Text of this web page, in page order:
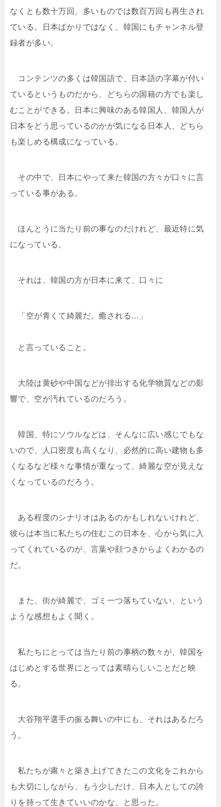
なくとも数十万回、多いものでは数百万回も再生され
ている。日本ばかりではなく、韓国にもチャンネル登
録者が多い。
コンテンツの多くは韓国語で、日本語の字幕が付い
ているというものだから、どちらの国籍の方でも楽し
むことができる。日本に興味のある韓国人、韓国人が
日本をどう思っているのかが気になる日本人、どちら
も楽しめる構成になっている。
その中で、日本にやって来た韓国の方々が口々に言
っている事がある。
ほんとうに当たり前の事なのだけれど、最近特に気
になっている。
それは、韓国の方が日本に来て、口々に
「空が青くて綺麗だ。癒される…」
と言っていること。
大陸は黄砂や中国などが排出する化学物質などの影
響で、空が汚れているのだろう。
韓国、特にソウルなどは、そんなに広い感じでもな
いので、人口密度も高くなり、必然的に高い建物も多
くなるなど様々な事情が重なって、綺麗な空が見えな
くなっているのだろう。
ある程度のシナリオはあるのかもしれないけれど、
彼らは本当に私たちの住むこの日本を、心から気に入
ってくれているのが、言葉や顔つきからよくわかるの
だ。
また、街が綺麗で、ゴミ一つ落ちていない、という
ような感想もよく聞く。
私たちにとっては当たり前の事柄の数々が、韓国を
はじめとする世界にとっては素晴らしいことだと映
る。
大谷翔平選手の振る舞いの中にも、それはあるだろ
う。
私たちが粛々と築き上げてきたこの文化をこれから
も大切にしながら、もう少しだけ、日本人としての誇
りを持って生きていいのかな、と思った。